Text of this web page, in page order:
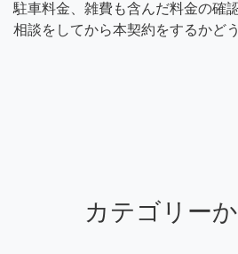
駐車料金、雑費も含んだ料金の確
相談をしてから本契約をするかど
カテゴリー